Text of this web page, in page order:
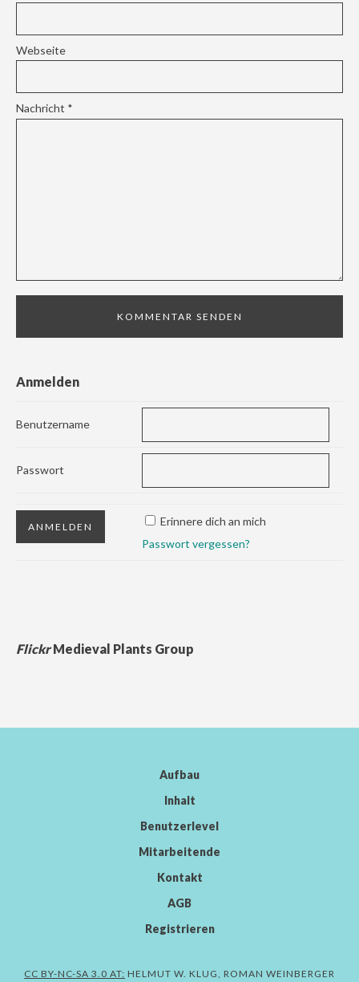
Webseite
Nachricht *
Anmelden
Benutzername
Passwort
Erinnere dich an mich
Passwort vergessen?
FlickrMedieval Plants Group
Aufbau
Inhalt
Benutzerlevel
Mitarbeitende
Kontakt
AGB
Registrieren
CC BY-NC-SA 3.0 AT: HELMUT W. KLUG, ROMAN WEINBERGER